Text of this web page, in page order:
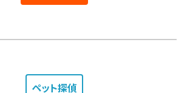
ペット探偵